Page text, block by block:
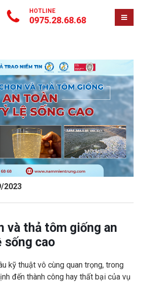
HOTLINE
0975.28.68.68
2023
và thả tôm giống an
cao
kỹ thuật vô cùng quan trọng, trong
đến thành công hay thất bại của vụ